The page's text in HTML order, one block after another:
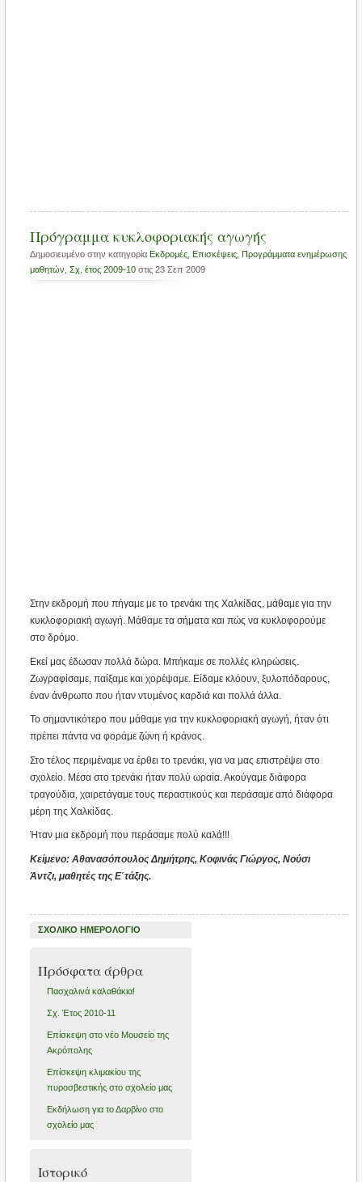
Πρόγραμμα κυκλοφοριακής αγωγής
Δημοσιευμένο στην κατηγορία Εκδρομές, Επισκέψεις,
Προγράμματα ενημέρωσης
μαθητών Σχ. έτος 2009-10στις 23 Σεπ 2009
Στην εκδρομή που πήγαμε με το τρενάκι της Χαλκίδας, μάθαμε για την
κυκλοφοριακή αγωγή. Μάθαμε τα σήματα και πώς να κυκλοφορούμε
στο δρόμο.
Εκεί μας έδωσαν πολλά δώρα. Μπήκαμε σε πολλές κληρώσεις.
Ζωγραφίσαμε, παίξαμε και χορέψαμε. Είδαμε κλόουν, ξυλοπόδαρους,
έναν άνθρωπο που ήταν ντυμένος καρδιά και πολλά άλλα.
Το σημαντικότερο που μάθαμε για την κυκλοφοριακή αγωγή, ήταν ότι
πρέπει πάντα να φοράμε ζώνη ή κράνος.
Στο τέλος περιμέναμε να έρθει το τρενάκι, για να μας επιστρέψει στο
σχολείο. Μέσα στο τρενάκι ήταν πολύ ωραία. Ακούγαμε διάφορα
τραγούδια, χαιρετάγαμε τους περαστικούς και περάσαμε από διάφορα
μέρη της Χαλκίδας.
Ήταν μια εκδρομή που περάσαμε πολύ καλά!!!
Κείμενο: Αθανασόπουλος Δημήτρης, Κοφινάς Γιώργος, Νούσι
Άντζι, μαθητές της Ε΄τάξης.
ΣΧΟΛΙΚΟ ΗΜΕΡΟΛΟΓΙΟ
Πρόσφατα άρθρα
Πασχαλινά καλαθάκια!
Σχ. Έτος 2010-11
Επίσκεψη στο νέο Μουσείο της
Ακρόπολης
Επίσκεψη κλιμακίου της
πυροσβεστικής στο σχολείο μας
Εκδήλωση για το Δαρβίνο στο
σχολείο μας
Ιστορικό